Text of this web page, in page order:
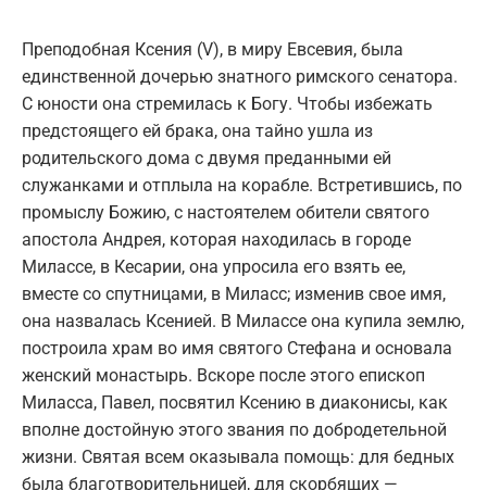
Преподобная Ксения (V), в миру Евсевия, была
единственной дочерью знатного римского сенатора.
С юности она стремилась к Богу. Чтобы избежать
предстоящего ей брака, она тайно ушла из
родительского дома с двумя преданными ей
служанками и отплыла на корабле. Встретившись, по
промыслу Божию, с настоятелем обители святого
апостола Андрея, которая находилась в городе
Милассе, в Кесарии, она упросила его взять ее,
вместе со спутницами, в Миласс; изменив свое имя,
она назвалась Ксенией. В Милассе она купила землю,
построила храм во имя святого Стефана и основала
женский монастырь. Вскоре после этого епископ
Миласса, Павел, посвятил Ксению в диаконисы, как
вполне достойную этого звания по добродетельной
жизни. Святая всем оказывала помощь: для бедных
была благотворительницей, для скорбящих —